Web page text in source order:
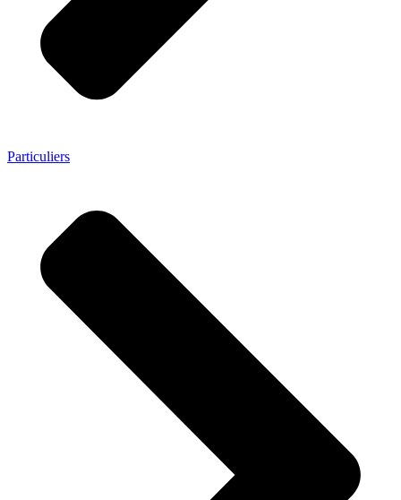
Particuliers